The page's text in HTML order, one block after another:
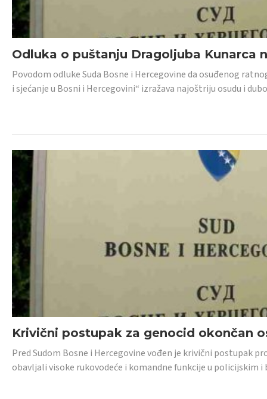
Odluka o puštanju Dragoljuba Kunarca
Povodom odluke Suda Bosne i Hercegovine da osuđenog
i sjećanje u Bosni i Hercegovini“ izražava najoštriju osudu i
Krivični postupak za genocid okončan
Pred Sudom Bosne i Hercegovine vođen je krivični postupak
obavljali visoke rukovodeće i komandne funkcije u policijskim